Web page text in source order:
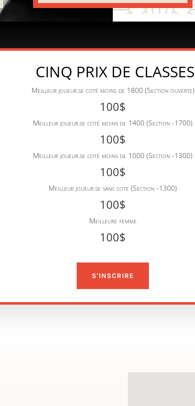
CINQ PRIX DE CLASSES
Meilleur joueur.se coté moins de 1800 (Section ouverte)
100$
Meilleur joueur.se coté moins de 1400 (Section -1700)
100$
Meilleur joueur.se coté moins de 1000 (Section -1300)
100$
Meilleur joueur.se sans cote (Section -1300)
100$
Meilleure femme
100$
S'INSCRIRE